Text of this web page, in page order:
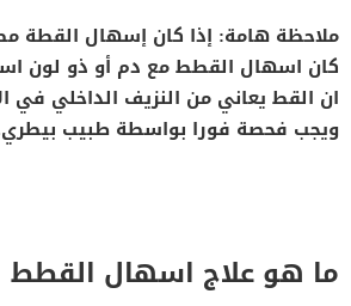
ملاحظة هامة: إذا كان إسهال القطة
كان اسهال القطط مع دم أو ذو لون
ان القط يعاني من النزيف الداخلي في
ويجب فحصة فورا بواسطة طبيب
ما هو علاج اسهال القطط